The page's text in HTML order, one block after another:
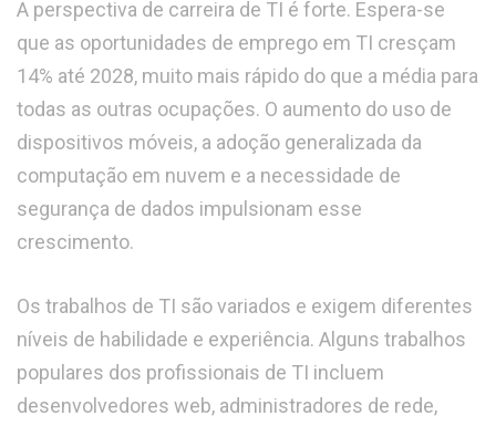
A perspectiva de carreira de TI é forte. Espera-se
que as oportunidades de emprego em TI cresçam
14% até 2028, muito mais rápido do que a média para
todas as outras ocupações. O aumento do uso de
dispositivos móveis, a adoção generalizada da
computação em nuvem e a necessidade de
segurança de dados impulsionam esse
crescimento.
Os trabalhos de TI são variados e exigem diferentes
níveis de habilidade e experiência. Alguns trabalhos
populares dos profissionais de TI incluem
desenvolvedores web, administradores de rede,